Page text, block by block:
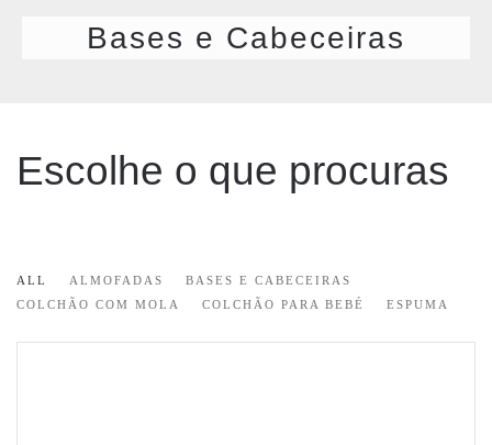
Bases e Cabeceiras
Escolhe o que procuras
ALL ALMOFADAS
BASES E CABECEIRAS
COLCHÃO COM MOLA
COLCHÃO PARA BEBÉ ESPUMA